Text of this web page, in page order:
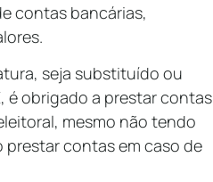
contas bancárias,
seja substituído ou
é obrigado a prestar contas
mesmo não tendo
contas em caso de